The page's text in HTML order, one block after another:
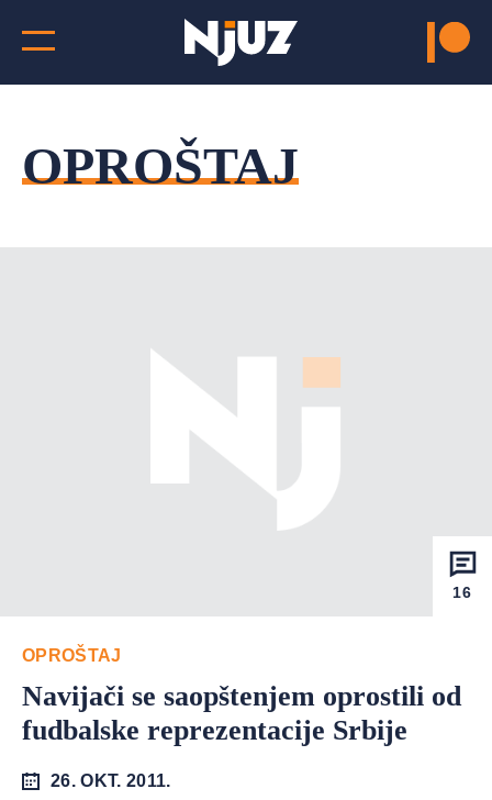
OPROŠTAJ
16
OPROŠTAJ
Navijači se saopštenjem oprostili od
fudbalske reprezentacije Srbije
26. OKT. 2011.